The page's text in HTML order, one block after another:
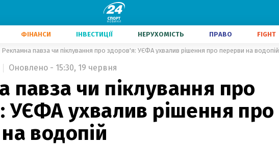
ФІНАНСИ ІНВЕСТИЦІЇ НЕРУХОМІСТЬ ПРАВО FIGHT
Рекламна павза чи піклування про здоров'я: УЄФА ухвалив рішення про перерви на водопій
Оновлено - 15:30, 19 червня
павза чи піклування про
УЄФА ухвалив рішення про
водопій